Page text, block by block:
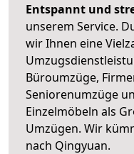
Entspannt und
unserem Service.
wir Ihnen eine
Büroumzüge,
Seniorenumzüge
Einzelmöbeln als
Umzügen. Wir
nach Qingyuan.